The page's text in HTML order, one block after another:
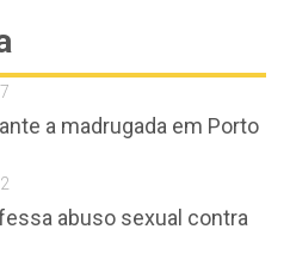
a madrugada em Porto
abuso sexual contra